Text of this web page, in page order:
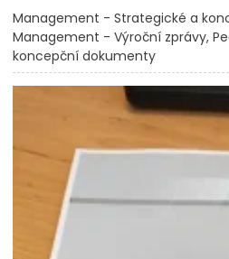
Management - Strategické a
Management - Výroční zprávy
koncepční dokumenty